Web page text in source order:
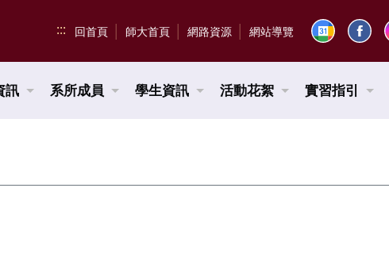
::: 回首頁 師大首頁 網路資源 網站導覽
訊 系所成員 學生資訊 活動花絮 實習指引